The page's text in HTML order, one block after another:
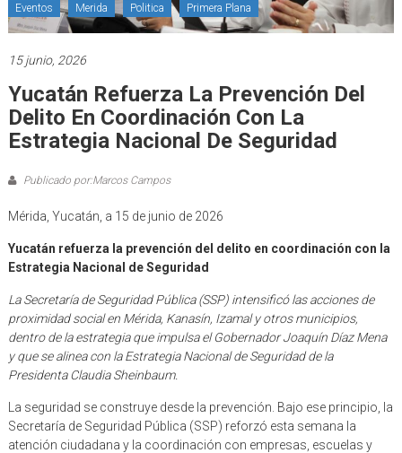
Eventos Merida Politica Primera Plana
15 junio, 2026
Yucatán Refuerza La Prevención Del
Delito En Coordinación Con La
Estrategia Nacional De Seguridad
Publicado por:Marcos Campos
Mérida, Yucatán, a 15 de junio de 2026
Yucatán refuerza la prevención del delito en coordinación con la
Estrategia Nacional de Seguridad
La Secretaría de Seguridad Pública (SSP) intensificó las acciones de
proximidad social en Mérida, Kanasín, Izamal y otros municipios,
dentro de la estrategia que impulsa el Gobernador Joaquín Díaz Mena
y que se alinea con la Estrategia Nacional de Seguridad de la
Presidenta Claudia Sheinbaum.
La seguridad se construye desde la prevención. Bajo ese principio, la
Secretaría de Seguridad Pública (SSP) reforzó esta semana la
atención ciudadana y la coordinación con empresas, escuelas y